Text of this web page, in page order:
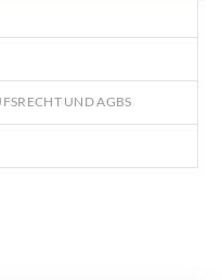
UND AGBS